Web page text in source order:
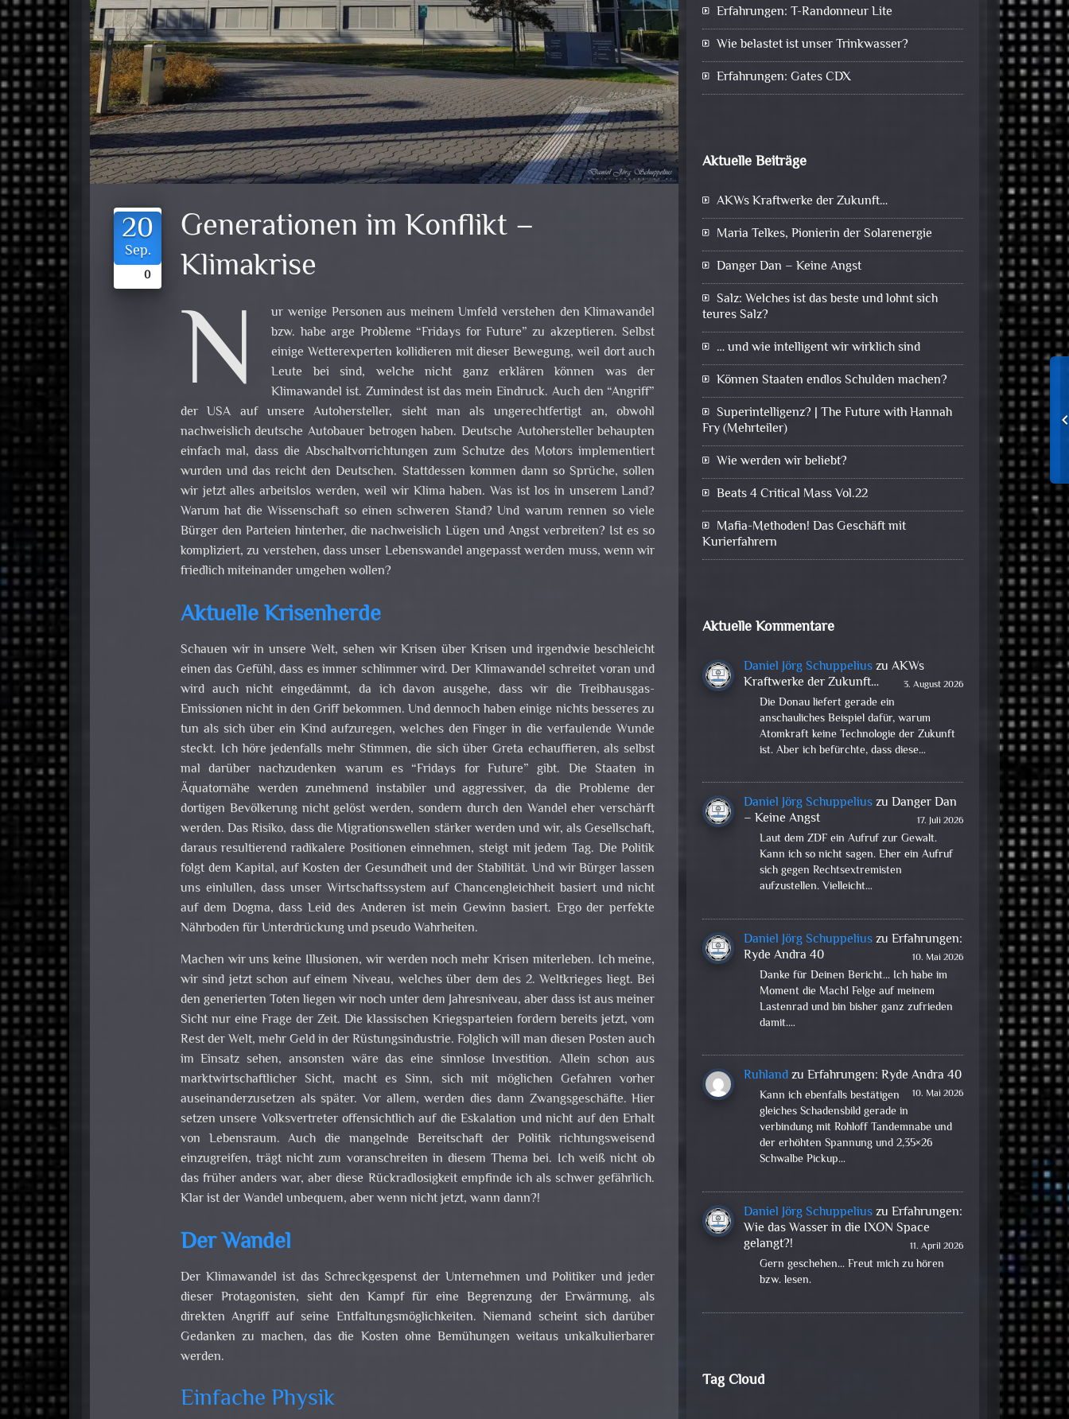
20
Sep.
0
Generationen im Konflikt –
Klimakrise
N
ur wenige Personen aus meinem Umfeld verstehen den Klimawandel
bzw. habe arge Probleme “Fridays for Future” zu akzeptieren. Selbst
einige Wetterexperten kollidieren mit dieser Bewegung, weil dort auch
Leute bei sind, welche nicht ganz erklären können was der
Klimawandel ist. Zumindest ist das mein Eindruck. Auch den “Angriff”
der USA auf unsere Autohersteller, sieht man als ungerechtfertigt an, obwohl
nachweislich deutsche Autobauer betrogen haben. Deutsche Autohersteller behaupten
einfach mal, dass die Abschaltvorrichtungen zum Schutze des Motors implementiert
wurden und das reicht den Deutschen. Stattdessen kommen dann so Sprüche, sollen
wir jetzt alles arbeitslos werden, weil wir Klima haben. Was ist los in unserem Land?
Warum hat die Wissenschaft so einen schweren Stand? Und warum rennen so viele
Bürger den Parteien hinterher, die nachweislich Lügen und Angst verbreiten? Ist es so
kompliziert, zu verstehen, dass unser Lebenswandel angepasst werden muss, wenn wir
friedlich miteinander umgehen wollen?
Aktuelle Krisenherde
Schauen wir in unsere Welt, sehen wir Krisen über Krisen und irgendwie beschleicht
einen das Gefühl, dass es immer schlimmer wird. Der Klimawandel schreitet voran und
wird auch nicht eingedämmt, da ich davon ausgehe, dass wir die Treibhausgas-
Emissionen nicht in den Griff bekommen. Und dennoch haben einige nichts besseres zu
tun als sich über ein Kind aufzuregen, welches den Finger in die verfaulende Wunde
steckt. Ich höre jedenfalls mehr Stimmen, die sich über Greta echauffieren, als selbst
mal darüber nachzudenken warum es “Fridays for Future” gibt. Die Staaten in
Äquatornähe werden zunehmend instabiler und aggressiver, da die Probleme der
dortigen Bevölkerung nicht gelöst werden, sondern durch den Wandel eher verschärft
werden. Das Risiko, dass die Migrationswellen stärker werden und wir, als Gesellschaft,
daraus resultierend radikalere Positionen einnehmen, steigt mit jedem Tag. Die Politik
folgt dem Kapital, auf Kosten der Gesundheit und der Stabilität. Und wir Bürger lassen
uns einlullen, dass unser Wirtschaftssystem auf Chancengleichheit basiert und nicht
auf dem Dogma, dass Leid des Anderen ist mein Gewinn basiert. Ergo der perfekte
Nährboden für Unterdrückung und pseudo Wahrheiten.
Machen wir uns keine Illusionen, wir werden noch mehr Krisen miterleben. Ich meine,
wir sind jetzt schon auf einem Niveau, welches über dem des 2. Weltkrieges liegt. Bei
den generierten Toten liegen wir noch unter dem Jahresniveau, aber dass ist aus meiner
Sicht nur eine Frage der Zeit. Die klassischen Kriegsparteien fordern bereits jetzt, vom
Rest der Welt, mehr Geld in der Rüstungsindustrie. Folglich will man diesen Posten auch
im Einsatz sehen, ansonsten wäre das eine sinnlose Investition. Allein schon aus
marktwirtschaftlicher Sicht, macht es Sinn, sich mit möglichen Gefahren vorher
auseinanderzusetzen als später. Vor allem, werden dies dann Zwangsgeschäfte. Hier
setzen unsere Volksvertreter offensichtlich auf die Eskalation und nicht auf den Erhalt
von Lebensraum. Auch die mangelnde Bereitschaft der Politik richtungsweisend
einzugreifen, trägt nicht zum voranschreiten in diesem Thema bei. Ich weiß nicht ob
das früher anders war, aber diese Rückradlosigkeit empfinde ich als schwer gefährlich.
Klar ist der Wandel unbequem, aber wenn nicht jetzt, wann dann?!
Der Wandel
Der Klimawandel ist das Schreckgespenst der Unternehmen und Politiker und jeder
dieser Protagonisten, sieht den Kampf für eine Begrenzung der Erwärmung, als
direkten Angriff auf seine Entfaltungsmöglichkeiten. Niemand scheint sich darüber
Gedanken zu machen, das die Kosten ohne Bemühungen weitaus unkalkulierbarer
werden.
Einfache Physik
Erfahrungen: T-Randonneur Lite
Wie belastet ist unser Trinkwasser?
Erfahrungen: Gates CDX
Aktuelle Beiträge
AKWs Kraftwerke der Zukunft…
Maria Telkes, Pionierin der Solarenergie
Danger Dan – Keine Angst
Salz: Welches ist das beste und lohnt sich
teures Salz?
… und wie intelligent wir wirklich sind
Können Staaten endlos Schulden machen?
Superintelligenz? | The Future with Hannah
Fry (Mehrteiler)
Wie werden wir beliebt?
Beats 4 Critical Mass Vol.22
Mafia-Methoden! Das Geschäft mit
Kurierfahrern
Aktuelle Kommentare
Daniel Jörg SchuppeliuszuAKWs
Kraftwerke der Zukunft…
3. August 2026
Die Donau liefert gerade ein
anschauliches Beispiel dafür, warum
Atomkraft keine Technologie der Zukunft
ist. Aber ich befürchte, dass diese…
Daniel Jörg SchuppeliuszuDanger Dan
– Keine Angst
17. Juli 2026
Laut dem ZDF ein Aufruf zur Gewalt.
Kann ich so nicht sagen. Eher ein Aufruf
sich gegen Rechtsextremisten
aufzustellen. Vielleicht…
Daniel Jörg SchuppeliuszuErfahrungen:
Ryde Andra 40
10. Mai 2026
Danke für Deinen Bericht... Ich habe im
Moment die Mach1 Felge auf meinem
Lastenrad und bin bisher ganz zufrieden
damit.…
RuhlandzuErfahrungen: Ryde Andra 40
10. Mai 2026
Kann ich ebenfalls bestätigen
gleiches Schadensbild gerade in
verbindung mit Rohloff Tandemnabe und
der erhöhten Spannung und 2,35×26
Schwalbe Pickup…
Daniel Jörg SchuppeliuszuErfahrungen:
Wie das Wasser in die IXON Space
gelangt?!
11. April 2026
Gern geschehen... Freut mich zu hören
bzw. lesen.
Tag Cloud